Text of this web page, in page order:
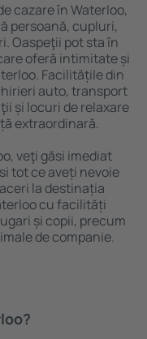
cazare în Waterloo,
persoană, cupluri,
Oaspeţii pot sta în
oferă intimitate și
Facilitățile din
auto, transport
și locuri de relaxare
extraordinară.
veţi găsi imediat
tot ce aveți nevoie
la destinația
cu facilități
și copii, precum
de companie.